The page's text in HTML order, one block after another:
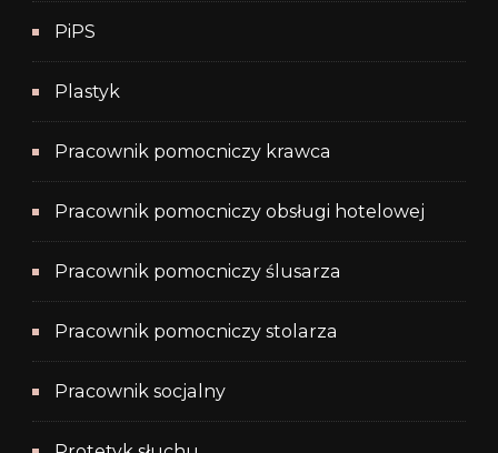
PiPS
Plastyk
Pracownik pomocniczy krawca
Pracownik pomocniczy obsługi hotelowej
Pracownik pomocniczy ślusarza
Pracownik pomocniczy stolarza
Pracownik socjalny